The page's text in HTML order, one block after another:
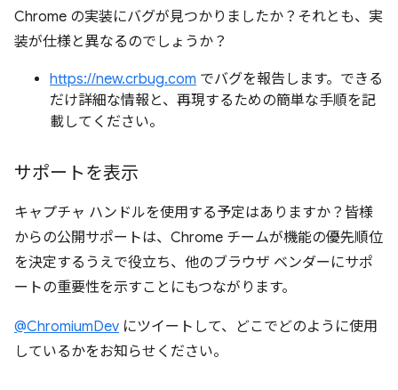
Chrome の実装にバグが見つかりましたか？それとも、実
装が仕様と異なるのでしょうか？
https://new.crbug.com でバグを報告します。できる
だけ詳細な情報と、再現するための簡単な手順を記
載してください。
サポートを表示
キャプチャ ハンドルを使用する予定はありますか？皆様
からの公開サポートは、Chrome チームが機能の優先順位
を決定するうえで役立ち、他のブラウザ ベンダーにサポ
ートの重要性を示すことにもつながります。
@ChromiumDev にツイートして、どこでどのように使用
しているかをお知らせください。